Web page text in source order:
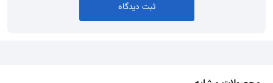
ثبت دیدگاه